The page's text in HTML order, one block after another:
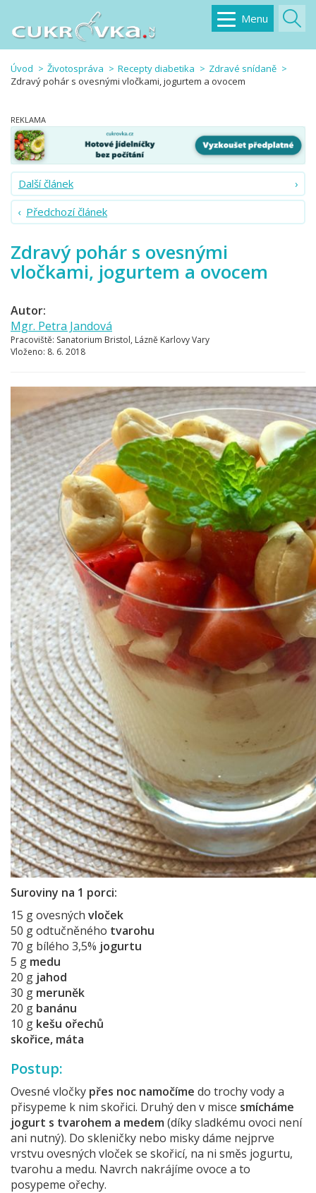
Menu
Úvod Životospráva Recepty diabetika
Zdravé snídaně
Zdravý pohár s ovesnými vločkami, jogurtem a ovocem
Další článek
Předchozí článek
Zdravý pohár s ovesnými
vločkami, jogurtem a ovocem
Autor:
Mgr. Petra Jandová
Pracoviště: Sanatorium Bristol, Lázně Karlovy Vary
Vloženo: 8. 6. 2018
Suroviny na 1 porci:
15 g ovesných vloček
50 g odtučněného tvarohu
70 g bílého 3,5% jogurtu
5 g medu
20 g jahod
30 g meruněk
20 g banánu
10 g kešu ořechů
skořice, máta
Postup:
Ovesné vločky přes noc namočíme do trochy vody a
přisypeme k nim skořici. Druhý den v misce smícháme
jogurt s tvarohem a medem (díky sladkému ovoci není
ani nutný). Do skleničky nebo misky dáme nejprve
vrstvu ovesných vloček se skořicí, na ni směs jogurtu,
tvarohu a medu. Navrch nakrájíme ovoce a to
posypeme ořechy.